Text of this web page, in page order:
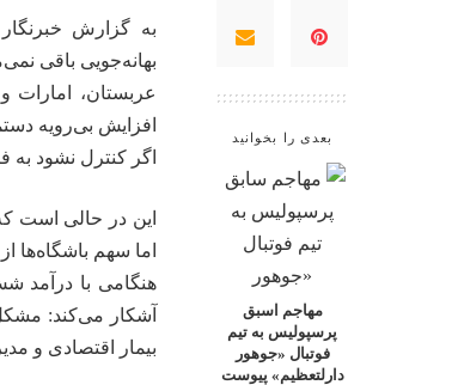
بعدی را بخوانید
مهاجم اسبق
پرسپولیس به تیم
فوتبال «جوهور
دارلتعظیم» پیوست
به گزارش
بهانه‌جویی باقی
عربستان، امارات
افزایش بی‌رویه
اگر کنترل نشود به
این در حالی است
هنگامی با درآمد
آشکار می‌کند:
بیمار اقتصادی و